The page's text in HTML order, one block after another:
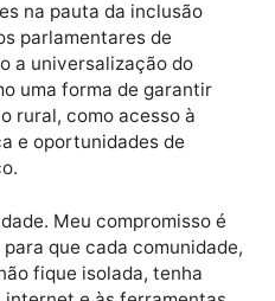
Escovedo
Comunicações
implantação de telefonia
(Porto Velho),
Rio Branco (Campo
Jamari) e Novo Paraíso
na pauta da inclusão